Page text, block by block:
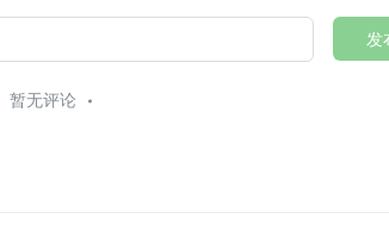
发
暂无评论